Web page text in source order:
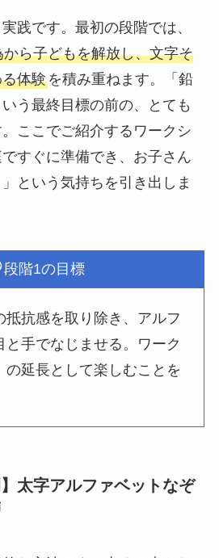
践です。最初の段階では、
ら子どもを解放し、文字そ
体験を積み重ねます。「鉛
う最終目標の前の、とても
ここでご紹介するワークシ
すぐに準備でき、お子さん
という気持ちを引き出しま
段階1の目標
抵抗感を取り除き、アルフ
と手でなじませる。ワーク
の延長として楽しむことを
】太字アルファベットなぞ